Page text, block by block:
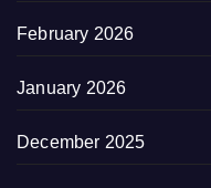
February 2026
January 2026
December 2025